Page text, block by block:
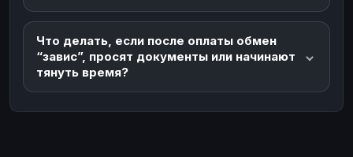
Что делать, если после оплаты обмен
“завис”, просят документы или начинают
тянуть время?